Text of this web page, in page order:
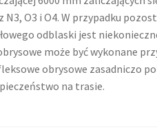
O3 i O4. W przypadku
odblaski jest
może być wykonane
obrysowe zasadniczo
na trasie.